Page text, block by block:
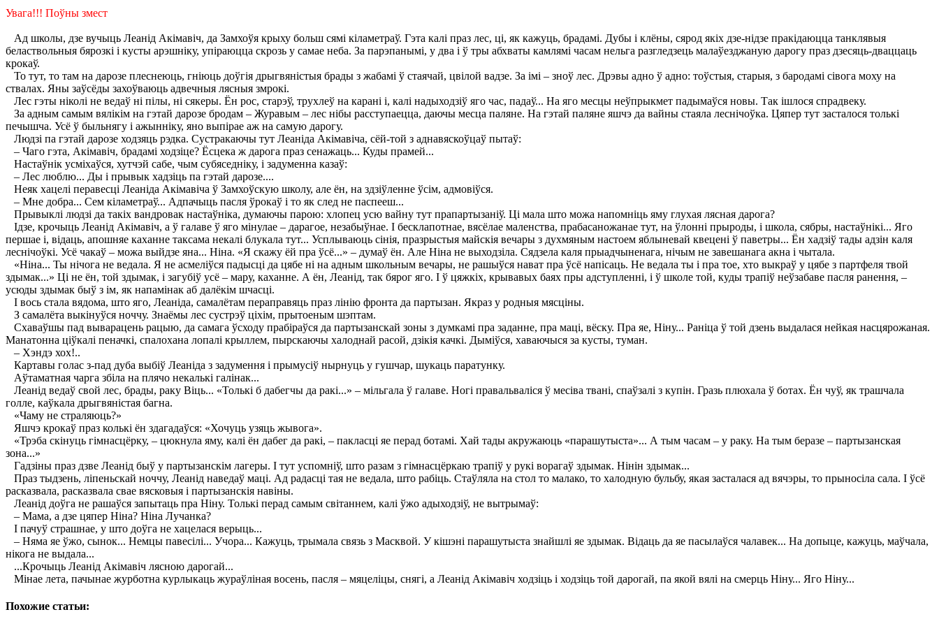
Увага!!! Поўны змест
Ад школы, дзе вучыць Леанід Акімавіч, да Замхоўя крыху больш сямі кіламетраў. Гэта калі праз лес, ці, як кажуць, брадамі. Дубы і клёны, сярод якіх дзе-нідзе пракідаюцца танклявыя
беластвольныя бярозкі і кусты арэшніку, упіраюцца скрозь у самае неба. За парэпанымі, у два і ў тры абхваты камлямі часам нельга разгледзець малаўезджаную дарогу праз дзесяць-дваццаць
крокаў.
То тут, то там на дарозе плеснеюць, гніюць доўгія дрыгвяністыя брады з жабамі ў стаячай, цвілой вадзе. За імі – зноў лес. Дрэвы адно ў адно: тоўстыя, старыя, з бародамі сівога моху на
ствалах. Яны заўсёды захоўваюць адвечныя лясныя змрокі.
Лес гэты ніколі не ведаў ні пілы, ні сякеры. Ён рос, старэў, трухлеў на карані і, калі надыходзіў яго час, падаў... На яго месцы неўпрыкмет падымаўся новы. Так ішлося спрадвеку.
За адным самым вялікім на гэтай дарозе бродам – Журавым – лес нібы расступаецца, даючы месца паляне. На гэтай паляне яшчэ да вайны стаяла леснічоўка. Цяпер тут засталося толькі
печышча. Усё ў быльнягу і ажынніку, яно выпірае аж на самую дарогу.
Людзі па гэтай дарозе ходзяць рэдка. Сустракаючы тут Леаніда Акімавіча, сёй-той з аднавяскоўцаў пытаў:
– Чаго гэта, Акімавіч, брадамі ходзіце? Ёсцека ж дарога праз сенажаць... Куды прамей...
Настаўнік усміхаўся, хутчэй сабе, чым субяседніку, і задуменна казаў:
– Лес люблю... Ды і прывык хадзіць па гэтай дарозе....
Неяк хацелі перавесці Леаніда Акімавіча ў Замхоўскую школу, але ён, на здзіўленне ўсім, адмовіўся.
– Мне добра... Сем кіламетраў... Адпачыць пасля ўрокаў і то як след не паспееш...
Прывыклі людзі да такіх вандровак настаўніка, думаючы парою: хлопец усю вайну тут прапартызаніў. Ці мала што можа напомніць яму глухая лясная дарога?
Ідзе, крочыць Леанід Акімавіч, а ў галаве ў яго мінулае – дарагое, незабыўнае. І бесклапотнае, вясёлае маленства, прабасаножанае тут, на ўлонні прыроды, і школа, сябры, настаўнікі... Яго
першае і, відаць, апошняе каханне таксама некалі блукала тут... Усплываюць сінія, празрыстыя майскія вечары з духмяным настоем яблыневай квецені ў паветры... Ён хадзіў тады адзін каля
леснічоўкі. Усё чакаў – можа выйдзе яна... Ніна. «Я скажу ёй пра ўсё...» – думаў ён. Але Ніна не выходзіла. Сядзела каля прыадчыненага, нічым не завешанага акна і чытала.
«Ніна... Ты нічога не ведала. Я не асмеліўся падысці да цябе ні на адным школьным вечары, не рашыўся нават пра ўсё напісаць. Не ведала ты і пра тое, хто выкраў у цябе з партфеля твой
здымак...» Ці не ён, той здымак, і загубіў усё – мару, каханне. А ён, Леанід, так бярог яго. І ў цяжкіх, крывавых баях пры адступленні, і ў школе той, куды трапіў неўзабаве пасля ранення, –
усюды здымак быў з ім, як напамінак аб далёкім шчасці.
І вось стала вядома, што яго, Леаніда, самалётам пераправяць праз лінію фронта да партызан. Якраз у родныя мясціны.
З самалёта выкінуўся ноччу. Знаёмы лес сустрэў ціхім, прытоеным шэптам.
Схаваўшы пад выварацень рацыю, да самага ўсходу прабіраўся да партызанскай зоны з думкамі пра заданне, пра маці, вёску. Пра яе, Ніну... Раніца ў той дзень выдалася нейкая насцярожаная.
Манатонна ціўкалі пеначкі, спалохана лопалі крыллем, пырскаючы халоднай расой, дзікія качкі. Дыміўся, хаваючыся за кусты, туман.
– Хэндэ хох!..
Картавы голас з-пад дуба выбіў Леаніда з задумення і прымусіў нырнуць у гушчар, шукаць паратунку.
Аўтаматная чарга збіла на плячо некалькі галінак...
Леанід ведаў свой лес, брады, раку Віць... «Толькі б дабегчы да ракі...» – мільгала ў галаве. Ногі правальваліся ў месіва твані, спаўзалі з купін. Гразь плюхала ў ботах. Ён чуў, як трашчала
голле, каўкала дрыгвяністая багна.
«Чаму не страляюць?»
Яшчэ крокаў праз колькі ён здагадаўся: «Хочуць узяць жывога».
«Трэба скінуць гімнасцёрку, – цюкнула яму, калі ён дабег да ракі, – пакласці яе перад ботамі. Хай тады акружаюць «парашутыста»... А тым часам – у раку. На тым беразе – партызанская
зона...»
Гадзіны праз дзве Леанід быў у партызанскім лагеры. І тут успомніў, што разам з гімнасцёркаю трапіў у рукі ворагаў здымак. Нінін здымак...
Праз тыдзень, ліпеньскай ноччу, Леанід наведаў маці. Ад радасці тая не ведала, што рабіць. Стаўляла на стол то малако, то халодную бульбу, якая засталася ад вячэры, то прыносіла сала. І ўсё
расказвала, расказвала свае вясковыя і партызанскія навіны.
Леанід доўга не рашаўся запытаць пра Ніну. Толькі перад самым світаннем, калі ўжо адыходзіў, не вытрымаў:
– Мама, а дзе цяпер Ніна? Ніна Лучанка?
І пачуў страшнае, у што доўга не хацелася верыць...
– Няма яе ўжо, сынок... Немцы павесілі... Учора... Кажуць, трымала связь з Масквой. У кішэні парашутыста знайшлі яе здымак. Відаць да яе пасылаўся чалавек... На допыце, кажуць, маўчала,
нікога не выдала...
...Крочыць Леанід Акімавіч лясною дарогай...
Мінае лета, пачынае журботна курлыкаць жураўліная восень, пасля – мяцеліцы, снягі, а Леанід Акімавіч ходзіць і ходзіць той дарогай, па якой вялі на смерць Ніну... Яго Ніну...
Похожие статьи: